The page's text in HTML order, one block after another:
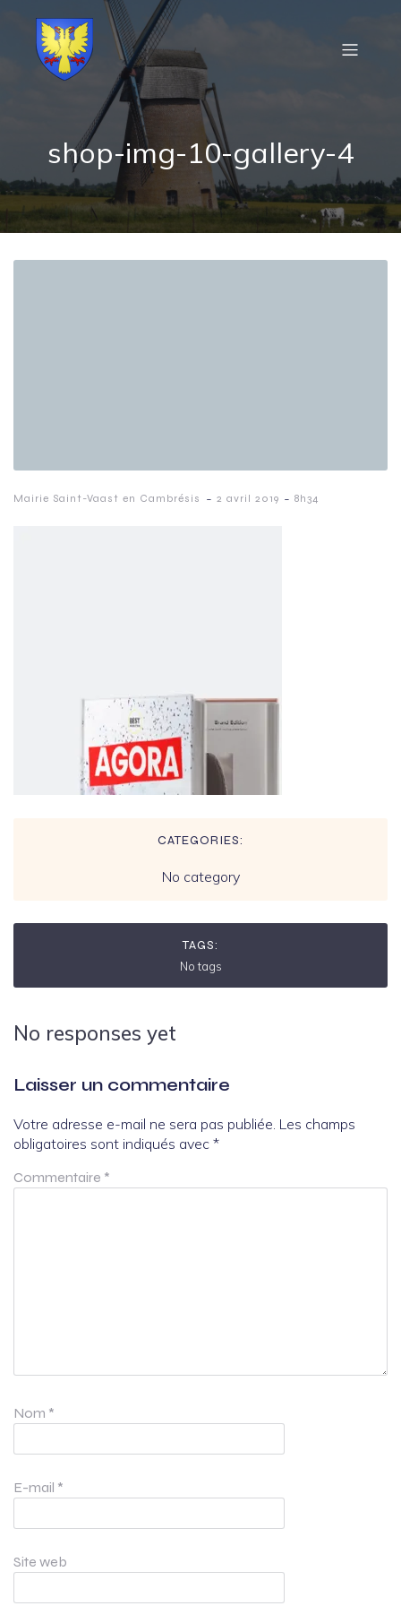
shop-img-10-gallery-4
Mairie Saint-Vaast en Cambrésis - 2 avril 2019 - 8h34
CATEGORIES:
No category
TAGS:
No tags
No responses yet
Laisser un commentaire
Votre adresse e-mail ne sera pas publiée. Les champs
obligatoires sont indiqués avec *
Commentaire *
Nom *
E-mail *
Site web